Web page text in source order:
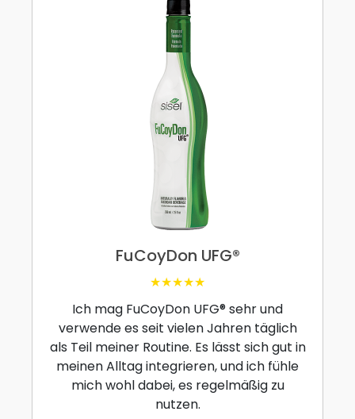
FuCoyDon UFG®
★★★★★
Ich mag FuCoyDon UFG® sehr und
verwende es seit vielen Jahren täglich
als Teil meiner Routine. Es lässt sich gut in
meinen Alltag integrieren, und ich fühle
mich wohl dabei, es regelmäßig zu
nutzen.